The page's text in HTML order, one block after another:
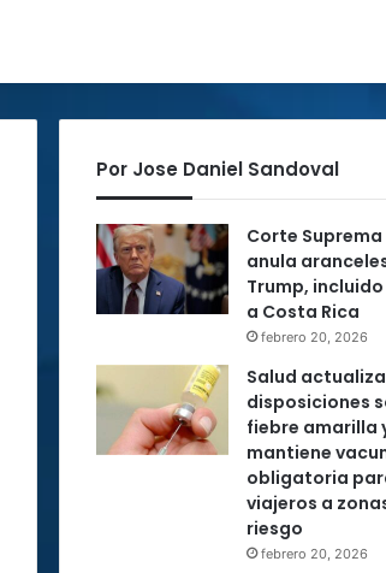
Por Jose Daniel Sandoval
Corte Suprema
anula
Trump, incluido
a Costa Rica
febrero 20, 2026
Salud actualiza
disposiciones
fiebre amarilla
mantiene
obligatoria
viajeros a
riesgo
febrero 20, 2026